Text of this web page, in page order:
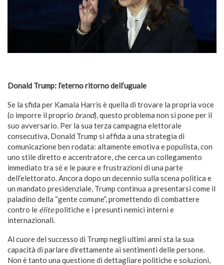
Donald Trump: l’eterno ritorno dell’uguale
Se la sfida per Kamala Harris è quella di trovare la propria voce
(o imporre il proprio brand), questo problema non si pone per il
suo avversario. Per la sua terza campagna elettorale
consecutiva, Donald Trump si affida a una strategia di
comunicazione ben rodata: altamente emotiva e populista, con
uno stile diretto e accentratore, che cerca un collegamento
immediato tra sé e le paure e frustrazioni di una parte
dell’elettorato. Ancora dopo un decennio sulla scena politica e
un mandato presidenziale, Trump continua a presentarsi come il
paladino della “gente comune”, promettendo di combattere
contro le élitepolitiche e i presunti nemici interni e
internazionali.
Al cuore del successo di Trump negli ultimi anni sta la sua
capacità di parlare direttamente ai sentimenti delle persone.
Non è tanto una questione di dettagliare politiche e soluzioni,